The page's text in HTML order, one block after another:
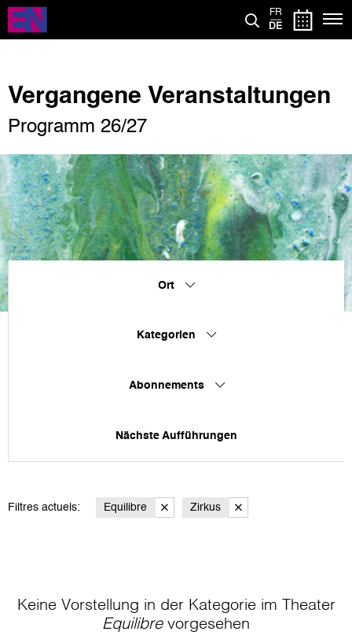
Direkt
zum
Inhalt
FR
DE
Vergangene Veranstaltungen
Programm 26/27
Ort
Kategorien
Abonnements
Nächste Aufführungen
Filtres actuels: Equilibre Zirkus
Keine Vorstellung in der Kategorie im Theater
Equilibrevorgesehen